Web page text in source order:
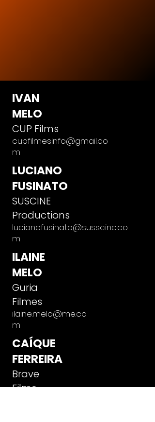
IVAN
MELO
CUP Films
cupfilmesinfo@gmail.co
m
LUCIANO
FUSINATO
SUSCINE
Productions
lucianofusinato@susscine.co
m
ILAINE
MELO
Guria
Filmes
ilaine.melo@me.co
m
CAÍQUE
FERREIRA
Brave
Films